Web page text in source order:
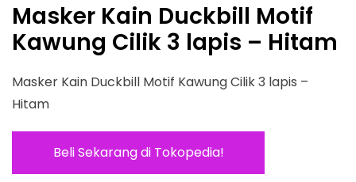
Masker Kain Duckbill Motif
Kawung Cilik 3 lapis – Hitam
Masker Kain Duckbill Motif Kawung Cilik 3 lapis –
Hitam
Beli Sekarang di Tokopedia!